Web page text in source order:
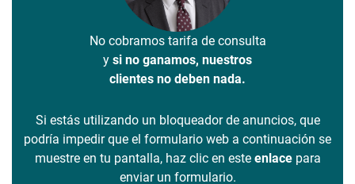
No cobramos tarifa de consulta
y si no ganamos, nuestros
clientes no deben nada.
Si estás utilizando un bloqueador de anuncios, que
podría impedir que el formulario web a continuación se
muestre en tu pantalla, haz clic en este enlacepara
enviar un formulario.